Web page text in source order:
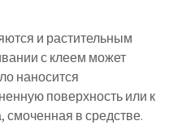
и растительным
с клеем может
наносится
поверхность или к
смоченная в средстве.